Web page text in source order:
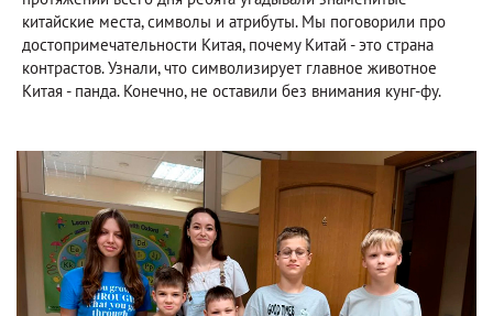
китайские места, символы и атрибуты. Мы поговорили про
достопримечательности Китая, почему Китай - это страна
контрастов. Узнали, что символизирует главное животное
Китая - панда. Конечно, не оставили без внимания кунг-фу.